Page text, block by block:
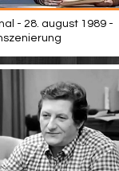
- 28. august 1989 -